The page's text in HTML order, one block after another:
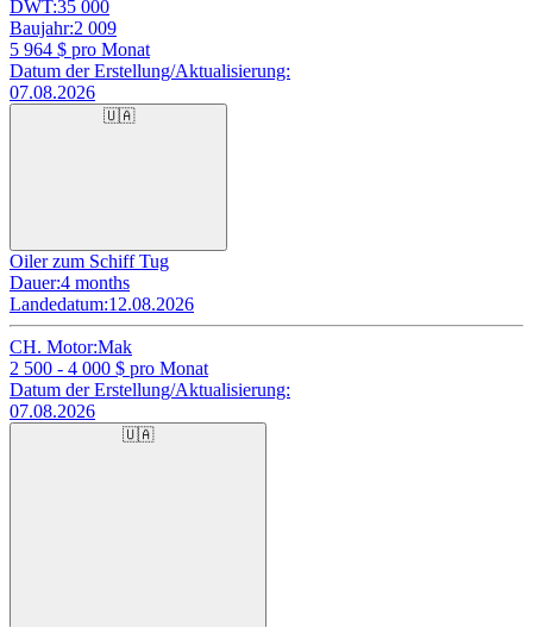
DWT:35 000
Baujahr:2 009
5 964 $ pro Monat
Datum der Erstellung/Aktualisierung:
07.08.2026
🇺🇦
Oiler zum Schiff Tug
Dauer:4 months
Landedatum:12.08.2026
CH. Motor:Mak
2 500 - 4 000 $ pro Monat
Datum der Erstellung/Aktualisierung:
07.08.2026
🇺🇦